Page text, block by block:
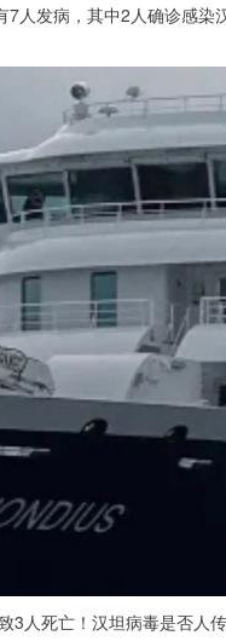
人发病，其中2人确诊感染
3人死亡！汉坦病毒是否人